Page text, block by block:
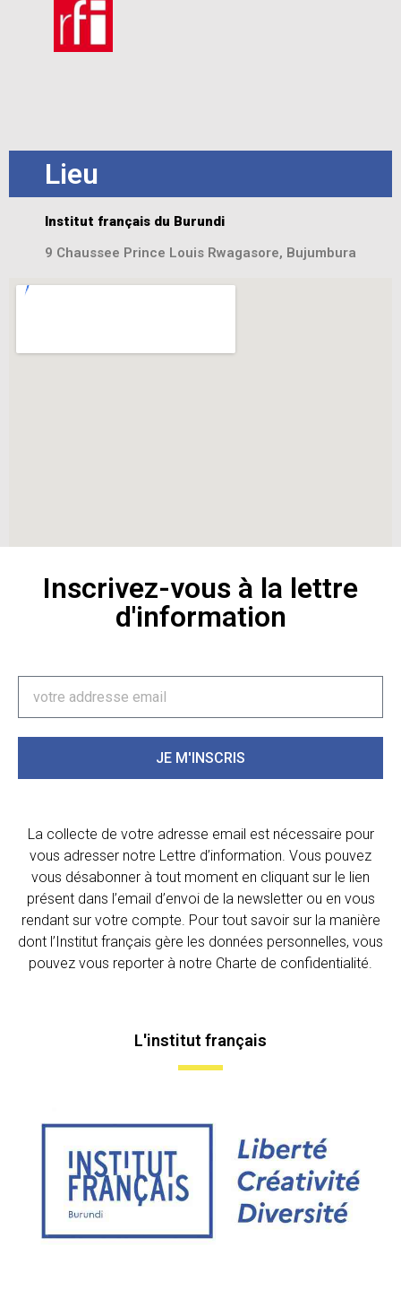
Lieu
Institut français du Burundi
9 Chaussee Prince Louis Rwagasore, Bujumbura
Inscrivez-vous à la lettre
d'information
JE M'INSCRIS
La collecte de votre adresse email est nécessaire pour
vous adresser notre Lettre d’information. Vous pouvez
vous désabonner à tout moment en cliquant sur le lien
présent dans l’email d’envoi de la newsletter ou en vous
rendant sur votre compte. Pour tout savoir sur la manière
dont l’Institut français gère les données personnelles, vous
pouvez vous reporter à notre Charte de confidentialité.
L'institut français